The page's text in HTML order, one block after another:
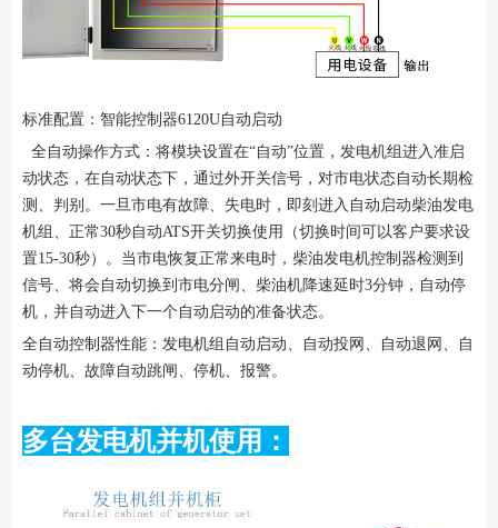
标准配置：智能控制器6120U自动启动
全自动操作方式：将模块设置在“自动”位置，发电机组进入准启
动状态，在自动状态下，通过外开关信号，对市电状态自动长期检
测、判别。一旦市电有故障、失电时，即刻进入自动启动柴油发电
机组、正常30秒自动ATS开关切换使用（切换时间可以客户要求设
置15-30秒）。当市电恢复正常来电时，柴油发电机控制器检测到
信号、将会自动切换到市电分闸、柴油机降速延时3分钟，自动停
机，并自动进入下一个自动启动的准备状态。
全自动控制器性能：发电机组自动启动、自动投网、自动退网、自
动停机、故障自动跳闸、停机、报警。
多台发电机并机使用：